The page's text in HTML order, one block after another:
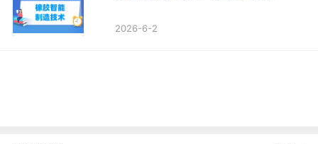
2026-6-2